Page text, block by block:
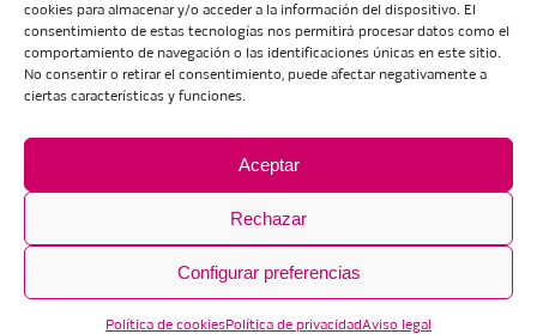
cookies para almacenar y/o acceder a la información del dispositivo. El
consentimiento de estas tecnologías nos permitirá procesar datos como el
comportamiento de navegación o las identificaciones únicas en este sitio.
No consentir o retirar el consentimiento, puede afectar negativamente a
ciertas características y funciones.
Aceptar
Rechazar
Configurar preferencias
Política de cookiesPolítica de privacidadAviso legal
Escuela de Arte de Zaragoza
María Zambrano, 5
50018 Zaragoza
eartezaragoza@educa.aragon.es
Aviso legal Política de privacidad